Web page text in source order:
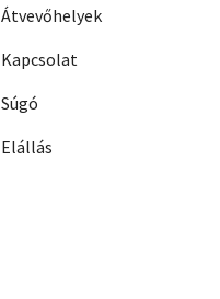
Átvevőhelyek
Kapcsolat
Súgó
Elállás